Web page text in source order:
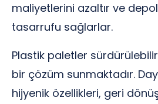
maliyetlerini azaltır ve
tasarrufu sağlarlar.
Plastik paletler
bir çözüm sunmaktadır.
hijyenik özellikleri, geri